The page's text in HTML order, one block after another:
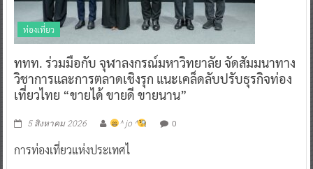
ท่องเที่ยว
ททท. ร่วมมือกับ จุฬาลงกรณ์มหาวิทยาลัย จัดสัมมนาทาง
วิชาการและการตลาดเชิงรุก แนะเคล็ดลับปรับธุรกิจท่อง
เที่ยวไทย “ขายได้ ขายดี ขายนาน”
5 สิงหาคม 2026 ^ jo ^ 0
การท่องเที่ยวแห่งประเทศไ